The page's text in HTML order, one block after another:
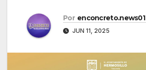
Por enconcreto.news01
JUN 11, 2025